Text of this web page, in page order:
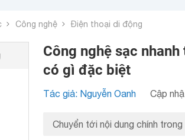
Công nghệ Điện thoại di động
Công nghệ sạc
có gì đặc biệt
Tác giả: Nguyễn Oanh Cập
Chuyển tới nội dung chính trong